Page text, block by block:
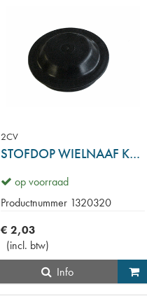
2CV
STOFDOP WIELNAAF KUNSTSTOF
op voorraad
Productnummer 1320320
€ 2,03
(incl. btw)
Info